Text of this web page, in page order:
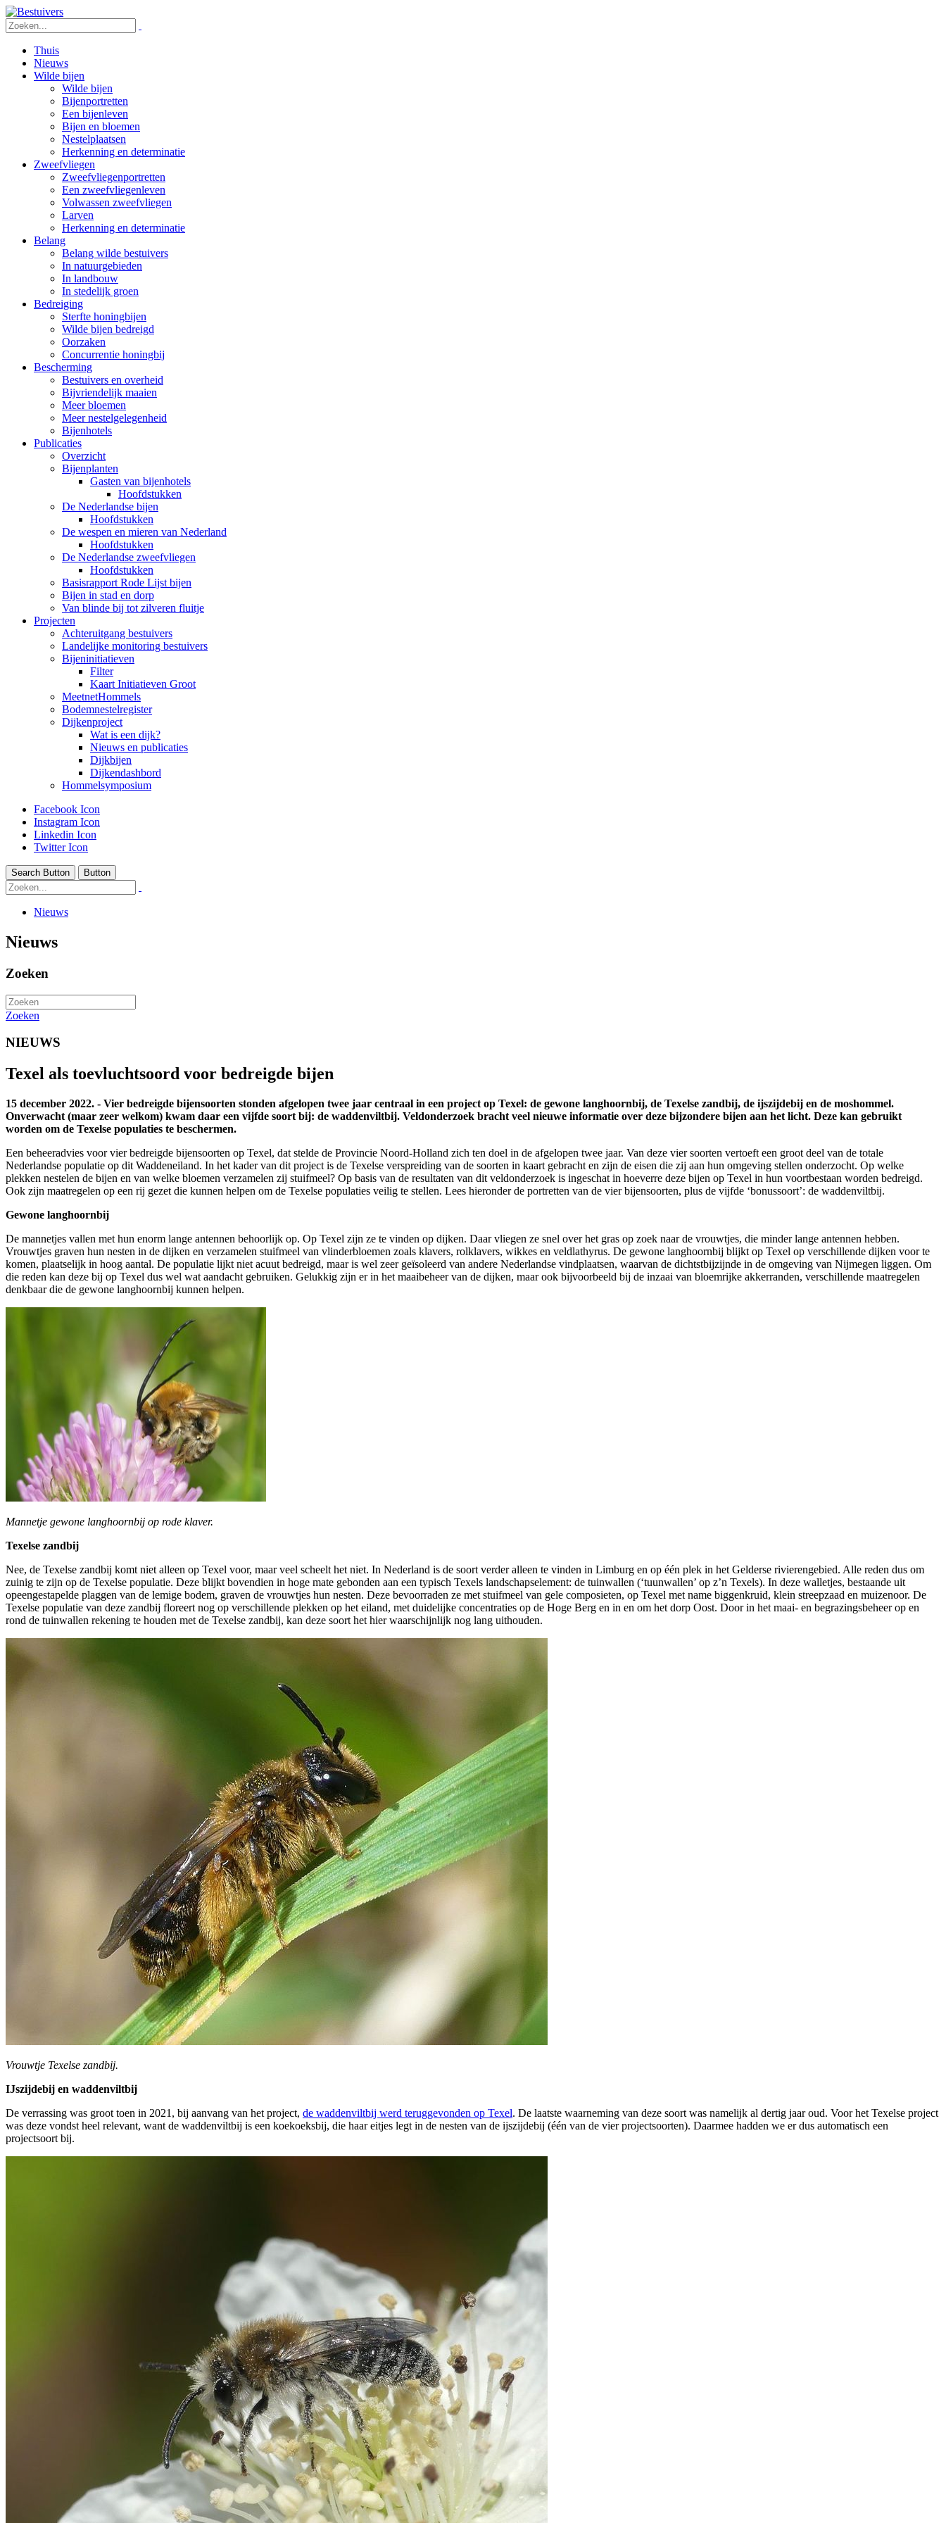
Thuis
Nieuws
Wilde bijen
Wilde bijen
Bijenportretten
Een bijenleven
Bijen en bloemen
Nestelplaatsen
Herkenning en determinatie
Zweefvliegen
Zweefvliegenportretten
Een zweefvliegenleven
Volwassen zweefvliegen
Larven
Herkenning en determinatie
Belang
Belang wilde bestuivers
In natuurgebieden
In landbouw
In stedelijk groen
Bedreiging
Sterfte honingbijen
Wilde bijen bedreigd
Oorzaken
Concurrentie honingbij
Bescherming
Bestuivers en overheid
Bijvriendelijk maaien
Meer bloemen
Meer nestelgelegenheid
Bijenhotels
Publicaties
Overzicht
Bijenplanten
Gasten van bijenhotels
Hoofdstukken
De Nederlandse bijen
Hoofdstukken
De wespen en mieren van Nederland
Hoofdstukken
De Nederlandse zweefvliegen
Hoofdstukken
Basisrapport Rode Lijst bijen
Bijen in stad en dorp
Van blinde bij tot zilveren fluitje
Projecten
Achteruitgang bestuivers
Landelijke monitoring bestuivers
Bijeninitiatieven
Filter
Kaart Initiatieven Groot
MeetnetHommels
Bodemnestelregister
Dijkenproject
Wat is een dijk?
Nieuws en publicaties
Dijkbijen
Dijkendashbord
Hommelsymposium
Facebook Icon
Instagram Icon
Linkedin Icon
Twitter Icon
Search Button Button
Nieuws
Nieuws
Zoeken
Zoeken
NIEUWS
Texel als toevluchtsoord voor bedreigde bijen
15 december 2022. - Vier bedreigde bijensoorten stonden afgelopen twee jaar centraal in een project op Texel: de gewone langhoornbij, de Texelse zandbij, de ijszijdebij en de moshommel.
Onverwacht (maar zeer welkom) kwam daar een vijfde soort bij: de waddenviltbij. Veldonderzoek bracht veel nieuwe informatie over deze bijzondere bijen aan het licht. Deze kan gebruikt
worden om de Texelse populaties te beschermen.
Een beheeradvies voor vier bedreigde bijensoorten op Texel, dat stelde de Provincie Noord-Holland zich ten doel in de afgelopen twee jaar. Van deze vier soorten vertoeft een groot deel van de totale
Nederlandse populatie op dit Waddeneiland. In het kader van dit project is de Texelse verspreiding van de soorten in kaart gebracht en zijn de eisen die zij aan hun omgeving stellen onderzocht. Op welke
plekken nestelen de bijen en van welke bloemen verzamelen zij stuifmeel? Op basis van de resultaten van dit veldonderzoek is ingeschat in hoeverre deze bijen op Texel in hun voortbestaan worden bedreigd.
Ook zijn maatregelen op een rij gezet die kunnen helpen om de Texelse populaties veilig te stellen. Lees hieronder de portretten van de vier bijensoorten, plus de vijfde ‘bonussoort’: de waddenviltbij.
Gewone langhoornbij
De mannetjes vallen met hun enorm lange antennen behoorlijk op. Op Texel zijn ze te vinden op dijken. Daar vliegen ze snel over het gras op zoek naar de vrouwtjes, die minder lange antennen hebben.
Vrouwtjes graven hun nesten in de dijken en verzamelen stuifmeel van vlinderbloemen zoals klavers, rolklavers, wikkes en veldlathyrus. De gewone langhoornbij blijkt op Texel op verschillende dijken voor te
komen, plaatselijk in hoog aantal. De populatie lijkt niet acuut bedreigd, maar is wel zeer geïsoleerd van andere Nederlandse vindplaatsen, waarvan de dichtstbijzijnde in de omgeving van Nijmegen liggen. Om
die reden kan deze bij op Texel dus wel wat aandacht gebruiken. Gelukkig zijn er in het maaibeheer van de dijken, maar ook bijvoorbeeld bij de inzaai van bloemrijke akkerranden, verschillende maatregelen
denkbaar die de gewone langhoornbij kunnen helpen.
Mannetje gewone langhoornbij op rode klaver.
Texelse zandbij
Nee, de Texelse zandbij komt niet alleen op Texel voor, maar veel scheelt het niet. In Nederland is de soort verder alleen te vinden in Limburg en op één plek in het Gelderse rivierengebied. Alle reden dus om
zuinig te zijn op de Texelse populatie. Deze blijkt bovendien in hoge mate gebonden aan een typisch Texels landschapselement: de tuinwallen (‘tuunwallen’ op z’n Texels). In deze walletjes, bestaande uit
opeengestapelde plaggen van de lemige bodem, graven de vrouwtjes hun nesten. Deze bevoorraden ze met stuifmeel van gele composieten, op Texel met name biggenkruid, klein streepzaad en muizenoor. De
Texelse populatie van deze zandbij floreert nog op verschillende plekken op het eiland, met duidelijke concentraties op de Hoge Berg en in en om het dorp Oost. Door in het maai- en begrazingsbeheer op en
rond de tuinwallen rekening te houden met de Texelse zandbij, kan deze soort het hier waarschijnlijk nog lang uithouden.
Vrouwtje Texelse zandbij.
IJszijdebij en waddenviltbij
De verrassing was groot toen in 2021, bij aanvang van het project, de waddenviltbij werd teruggevonden op Texel. De laatste waarneming van deze soort was namelijk al dertig jaar oud. Voor het Texelse project
was deze vondst heel relevant, want de waddenviltbij is een koekoeksbij, die haar eitjes legt in de nesten van de ijszijdebij (één van de vier projectsoorten). Daarmee hadden we er dus automatisch een
projectsoort bij.